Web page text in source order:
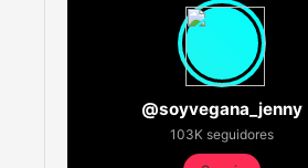
@soyvegana_jenny
103K seguidores